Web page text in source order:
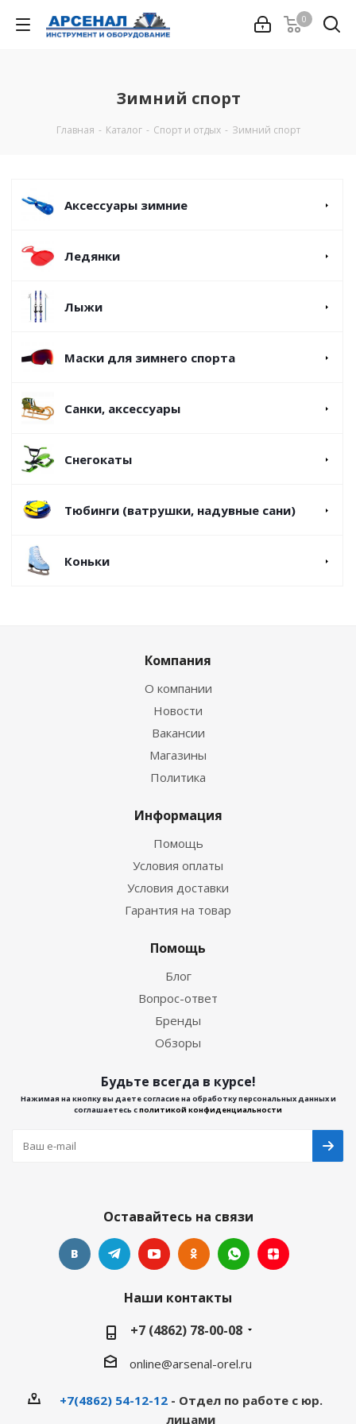
0
Зимний спорт
Главная - Каталог - Спорт и отдых - Зимний спорт
Аксессуары зимние
Ледянки
Лыжи
Маски для зимнего спорта
Санки, аксессуары
Снегокаты
Тюбинги (ватрушки, надувные сани)
Коньки
Компания
О компании
Новости
Вакансии
Магазины
Политика
Информация
Помощь
Условия оплаты
Условия доставки
Гарантия на товар
Помощь
Блог
Вопрос-ответ
Бренды
Обзоры
Будьте всегда в курсе!
Нажимая на кнопку вы даете согласие на обработку персональных данных и
соглашаетесь сполитикой конфиденциальности
Оставайтесь на связи
Наши контакты
+7 (4862) 78-00-08
online@arsenal-orel.ru
+7(4862) 54-12-12- Отдел по работе с юр.
лицами